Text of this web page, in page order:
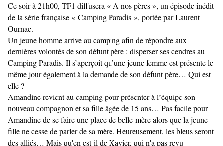
Ce soir à 21h00, TF1 diffusera « A nos pères », un épisode inédit
de la série française « Camping Paradis », portée par Laurent
Ournac.
Un jeune homme arrive au camping afin de répondre aux
dernières volontés de son défunt père : disperser ses cendres au
Camping Paradis. Il s’aperçoit qu’une jeune femme est présente le
même jour également à la demande de son défunt père… Qui est
elle ?
Amandine revient au camping pour présenter à l’équipe son
nouveau compagnon et sa fille âgée de 15 ans… Pas facile pour
Amandine de se faire une place de belle-mère alors que la jeune
fille ne cesse de parler de sa mère. Heureusement, les bleus seront
des alliés… Mais qu'en est-il de Xavier, qui n'a pas revu